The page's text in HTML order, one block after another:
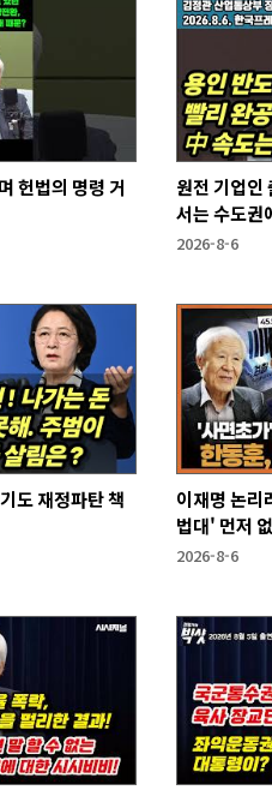
헌법의 명령 거
원전 기업인
서는 수도권
2026-8-6
도 재정파탄 책
이재명 논리
법대' 먼저
2026-8-6